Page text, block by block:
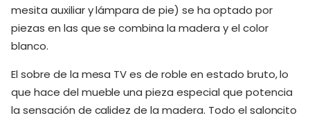
mesita auxiliar y lámpara de pie) se ha optado por
piezas en las que se combina la madera y el color
blanco.
El sobre de la mesa TV es de roble en estado bruto, lo
que hace del mueble una pieza especial que potencia
la sensación de calidez de la madera. Todo el saloncito